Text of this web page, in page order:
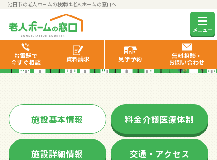
池田市の老人ホームの検索は老人ホームの窓口へ
メニュー
お電話で
今すぐ相談
資料請求 見学予約
無料相談・
お問い合わせ
シュールメゾンポプラ鉢塚
施設基本情報 料金介護医療体制
施設詳細情報 交通・アクセス